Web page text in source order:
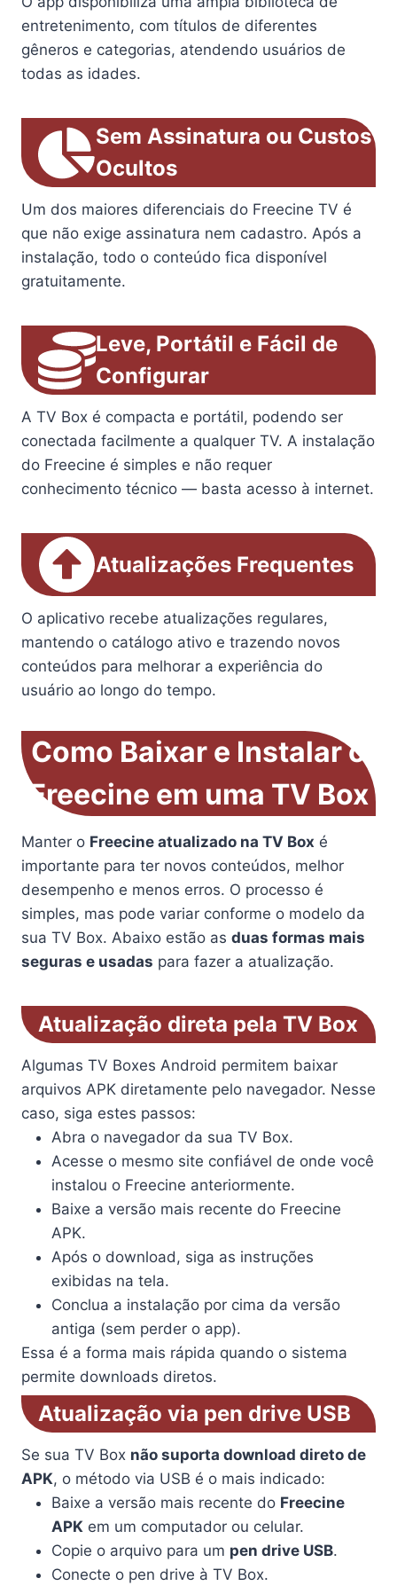
entretenimento, com títulos de diferentes
gêneros e categorias, atendendo usuários de
todas as idades.
Sem Assinatura ou Custos
Ocultos
Um dos maiores diferenciais do Freecine TV é
que não exige assinatura nem cadastro. Após a
instalação, todo o conteúdo fica disponível
gratuitamente.
Leve, Portátil e Fácil de
Configurar
A TV Box é compacta e portátil, podendo ser
conectada facilmente a qualquer TV. A instalação
do Freecine é simples e não requer
conhecimento técnico — basta acesso à internet.
Atualizações Frequentes
O aplicativo recebe atualizações regulares,
mantendo o catálogo ativo e trazendo novos
conteúdos para melhorar a experiência do
usuário ao longo do tempo.
Como Baixar e Instalar o
Freecine em uma TV Box
Manter o Freecine atualizado na TV Box é
importante para ter novos conteúdos, melhor
desempenho e menos erros. O processo é
simples, mas pode variar conforme o modelo da
sua TV Box. Abaixo estão as duas formas mais
seguras e usadas para fazer a atualização.
Atualização direta pela TV Box
Algumas TV Boxes Android permitem baixar
arquivos APK diretamente pelo navegador. Nesse
caso, siga estes passos:
Abra o navegador da sua TV Box.
Acesse o mesmo site confiável de onde você
instalou o Freecine anteriormente.
Baixe a versão mais recente do Freecine
APK.
Após o download, siga as instruções
exibidas na tela.
Conclua a instalação por cima da versão
antiga (sem perder o app).
Essa é a forma mais rápida quando o sistema
permite downloads diretos.
Atualização via pen drive USB
Se sua TV Box não suporta download direto de
APK, o método via USB é o mais indicado:
Baixe a versão mais recente do Freecine
APK em um computador ou celular.
Copie o arquivo para um pen drive USB.
Conecte o pen drive à TV Box.